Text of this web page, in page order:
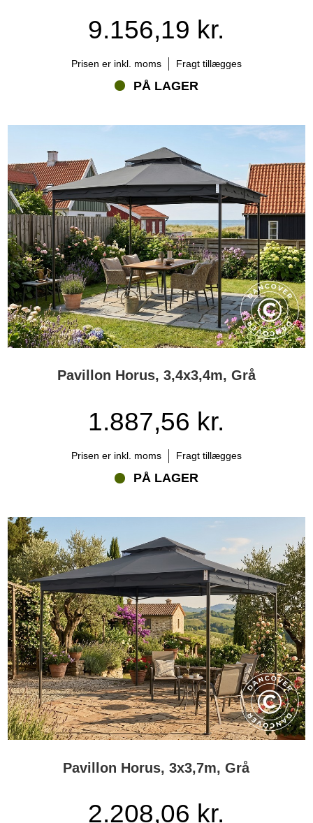
9.156,19 kr.
Prisen er inkl. moms Fragt tillægges
PÅ LAGER
Pavillon Horus, 3,4x3,4m, Grå
1.887,56 kr.
Prisen er inkl. moms Fragt tillægges
PÅ LAGER
Pavillon Horus, 3x3,7m, Grå
2.208,06 kr.